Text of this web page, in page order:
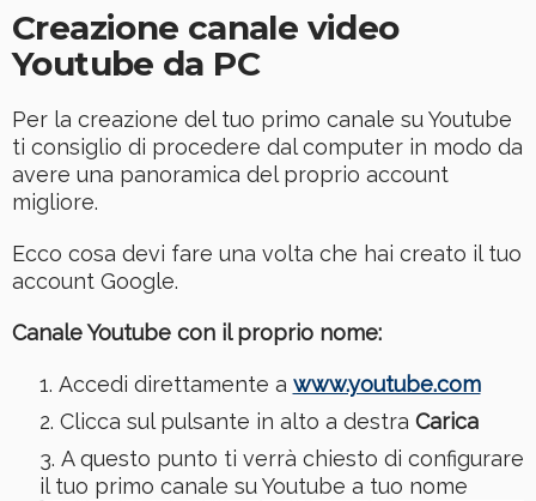
Creazione canale video
Youtube da PC
Per la creazione del tuo primo canale su Youtube
ti consiglio di procedere dal computer in modo da
avere una panoramica del proprio account
migliore.
Ecco cosa devi fare una volta che hai creato il tuo
account Google.
Canale Youtube con il proprio nome:
Accedi direttamente a www.youtube.com
Clicca sul pulsante in alto a destra Carica
A questo punto ti verrà chiesto di configurare
il tuo primo canale su Youtube a tuo nome